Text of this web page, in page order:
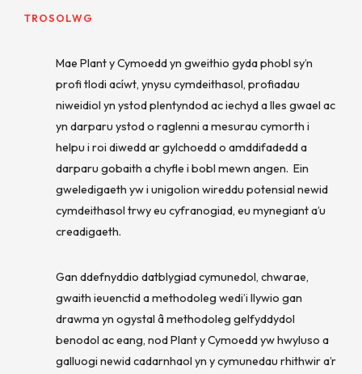
TROSOLWG
Mae Plant y Cymoedd yn gweithio gyda phobl sy’n
profi tlodi acíwt, ynysu cymdeithasol, profiadau
niweidiol yn ystod plentyndod ac iechyd a lles gwael ac
yn darparu ystod o raglenni a mesurau cymorth i
helpu i roi diwedd ar gylchoedd o amddifadedd a
darparu gobaith a chyfle i bobl mewn angen. Ein
gweledigaeth yw i unigolion wireddu potensial newid
cymdeithasol trwy eu cyfranogiad, eu mynegiant a’u
creadigaeth.
Gan ddefnyddio datblygiad cymunedol, chwarae,
gwaith ieuenctid a methodoleg wedi’i llywio gan
drawma yn ogystal â methodoleg gelfyddydol
benodol ac eang, nod Plant y Cymoedd yw hwyluso a
galluogi newid cadarnhaol yn y cymunedau rhithwir a’r